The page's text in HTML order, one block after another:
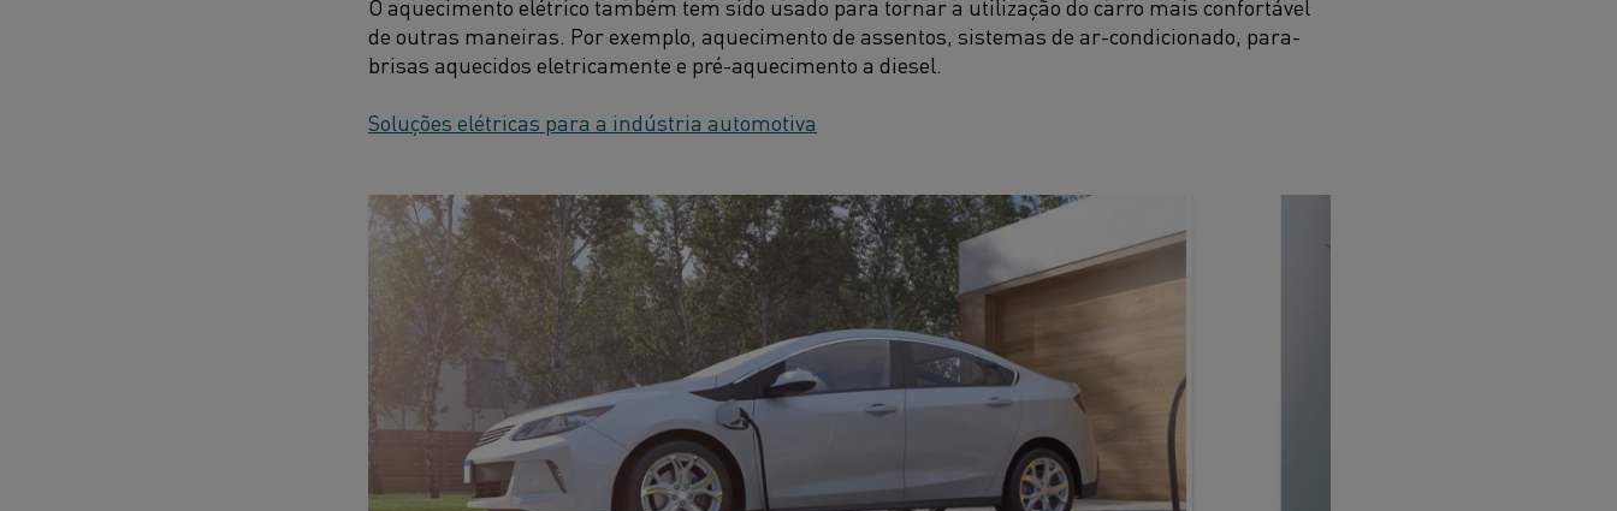
O aquecimento elétrico também tem sido usado para tornar a utilização do carro mais confortável
de outras maneiras. Por exemplo, aquecimento de assentos, sistemas de ar-condicionado, para-
brisas aquecidos eletricamente e pré-aquecimento a diesel.
Soluções elétricas para a indústria automotiva